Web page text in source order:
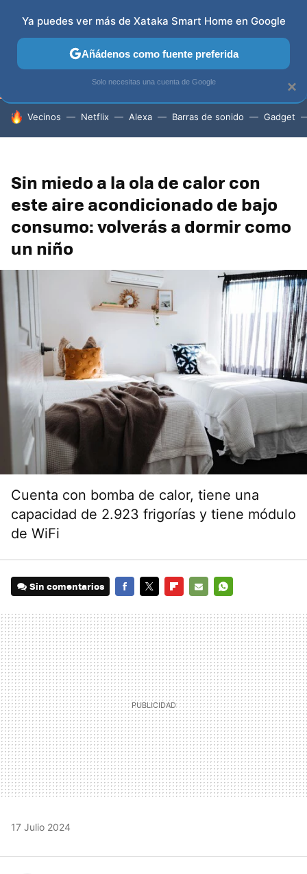
TELEVISORES CONTENIDOS SMART TV SELECCIÓN
HOY SE HABLA DE
Vecinos Netflix Alexa Barras de sonido Gadget
Sin miedo a la ola de calor con
este aire acondicionado de bajo
consumo: volverás a dormir como
un niño
Cuenta con bomba de calor, tiene una
capacidad de 2.923 frigorías y tiene módulo
de WiFi
Sin comentarios
MAIL
17 Julio 2024
×
Ya puedes ver más de Xataka Smart Home en Google
Añádenos como fuente preferida
Solo necesitas una cuenta de Google